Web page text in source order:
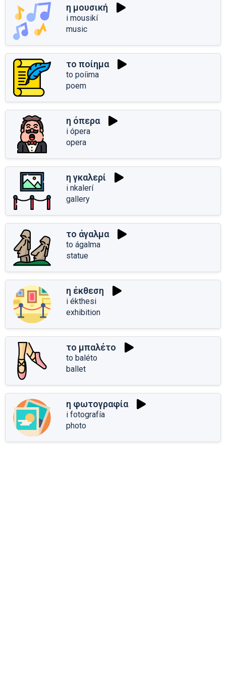
η μουσική
i mousikí
music
το ποίημα
to poíima
poem
η όπερα
i ópera
opera
η γκαλερί
i nkalerí
gallery
το άγαλμα
to ágalma
statue
η έκθεση
i ékthesi
exhibition
το μπαλέτο
to baléto
ballet
η φωτογραφία
i fotografía
photo